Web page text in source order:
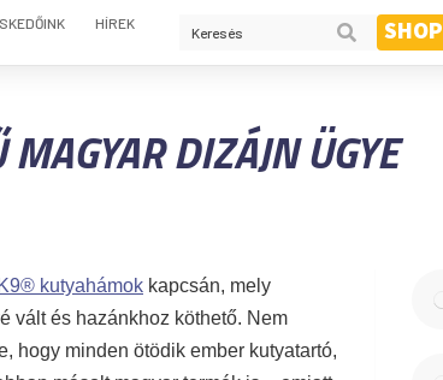
HÍREK SHOP
DIZÁJN ÜGYE
kutyahámok kapcsán, mely
vált és hazánkhoz köthető. Nem
hogy minden ötödik ember kutyatartó,